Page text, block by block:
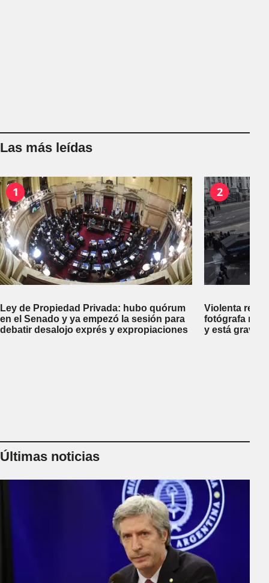
Las más leídas
1
Ley de Propiedad Privada: hubo quórum
en el Senado y ya empezó la sesión para
debatir desalojo exprés y expropiaciones
2
Violenta
fotógrafa
y está
Últimas noticias